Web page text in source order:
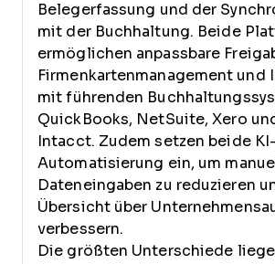
Belegerfassung und der
mit der Buchhaltung. Beide
ermöglichen anpassbare
Firmenkartenmanagement und
mit führenden
QuickBooks, NetSuite, Xero
Intacct. Zudem setzen beide
Automatisierung ein, um
Dateneingaben zu reduzieren
Übersicht über
verbessern.
Die größten Unterschiede